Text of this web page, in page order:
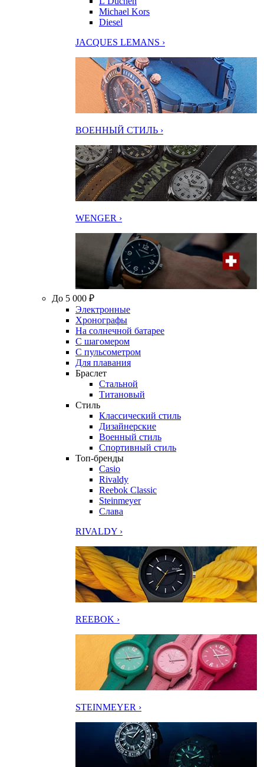
Michael Kors
Diesel
JACQUES LEMANS ›
ВОЕННЫЙ СТИЛЬ ›
WENGER ›
До 5 000 ₽
Электронные
Хронографы
На солнечной батарее
С шагомером
С пульсометром
Для плавания
Браслет
Стальной
Титановый
Стиль
Классический стиль
Дизайнерские
Военный стиль
Спортивный стиль
Топ-бренды
Casio
Rivaldy
Reebok Classic
Steinmeyer
Слава
RIVALDY ›
REEBOK ›
STEINMEYER ›